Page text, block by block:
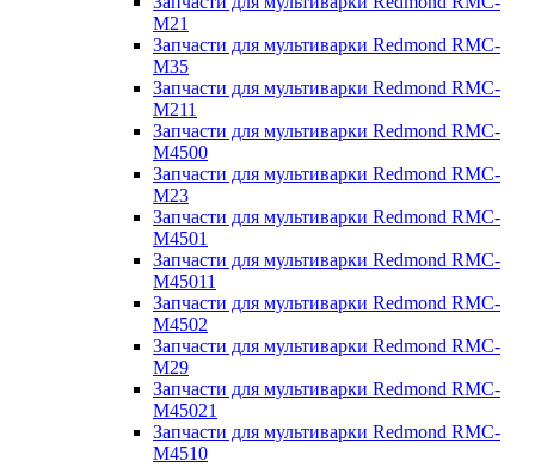
M21
Запчасти для мультиварки Redmond RMC-
M35
Запчасти для мультиварки Redmond RMC-
M211
Запчасти для мультиварки Redmond RMC-
M4500
Запчасти для мультиварки Redmond RMC-
M23
Запчасти для мультиварки Redmond RMC-
M4501
Запчасти для мультиварки Redmond RMC-
M45011
Запчасти для мультиварки Redmond RMC-
M4502
Запчасти для мультиварки Redmond RMC-
M29
Запчасти для мультиварки Redmond RMC-
M45021
Запчасти для мультиварки Redmond RMC-
M4510